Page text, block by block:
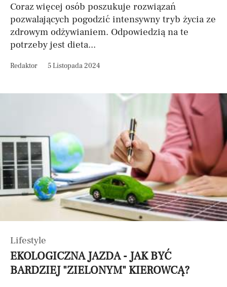
Coraz więcej osób poszukuje rozwiązań
pozwalających pogodzić intensywny tryb życia ze
zdrowym odżywianiem. Odpowiedzią na te
potrzeby jest dieta...
Redaktor 5 Listopada 2024
Lifestyle
EKOLOGICZNA JAZDA - JAK BYĆ
BARDZIEJ "ZIELONYM" KIEROWCĄ?